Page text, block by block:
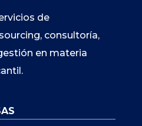
de
consultoría,
en materia